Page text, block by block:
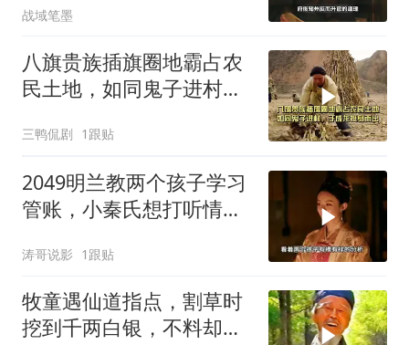
战域笔墨
八旗贵族插旗圈地霸占农
民土地，如同鬼子进村，
三鸭侃剧 1跟贴
2049明兰教两个孩子学习
管账，小秦氏想打听情况
涛哥说影 1跟贴
牧童遇仙道指点，割草时
挖到千两白银，不料却转